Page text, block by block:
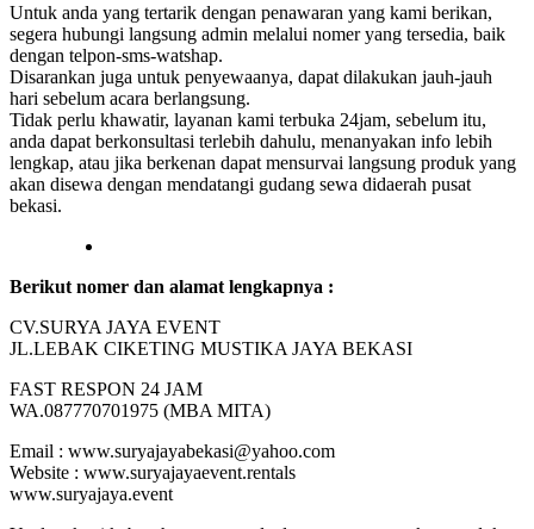
Untuk anda yang tertarik dengan penawaran yang kami berikan,
segera hubungi langsung admin melalui nomer yang tersedia, baik
dengan telpon-sms-watshap.
Disarankan juga untuk penyewaanya, dapat dilakukan jauh-jauh
hari sebelum acara berlangsung.
Tidak perlu khawatir, layanan kami terbuka 24jam, sebelum itu,
anda dapat berkonsultasi terlebih dahulu, menanyakan info lebih
lengkap, atau jika berkenan dapat mensurvai langsung produk yang
akan disewa dengan mendatangi gudang sewa didaerah pusat
bekasi.
Berikut nomer dan alamat lengkapnya :
CV.SURYA JAYA EVENT
JL.LEBAK CIKETING MUSTIKA JAYA BEKASI
FAST RESPON 24 JAM
WA.087770701975 (MBA MITA)
Email : www.suryajayabekasi@yahoo.com
Website : www.suryajayaevent.rentals
www.suryajaya.event